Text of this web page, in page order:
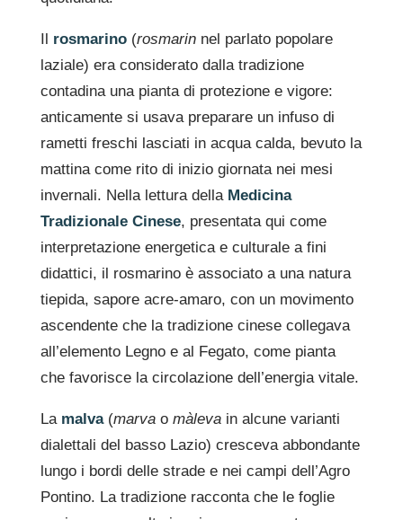
rosmarino (rosmarin nel parlato popolare
laziale) era considerato dalla tradizione
contadina una pianta di protezione e vigore:
anticamente si usava preparare un infuso di
rametti freschi lasciati in acqua calda, bevuto la
mattina come rito di inizio giornata nei mesi
invernali. Nella lettura della Medicina
Tradizionale Cinese, presentata qui come
interpretazione energetica e culturale a fini
didattici, il rosmarino è associato a una natura
tiepida, sapore acre-amaro, con un movimento
ascendente che la tradizione cinese collegava
all’elemento Legno e al Fegato, come pianta
che favorisce la circolazione dell’energia vitale.
La malva(marva o màleva in alcune varianti
dialettali del basso Lazio) cresceva abbondante
lungo i bordi delle strade e nei campi dell’Agro
Pontino. La tradizione racconta che le foglie